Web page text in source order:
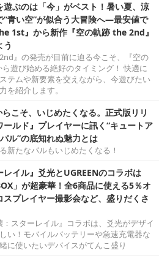
遊ぶのは「今」がベスト！暑い夏、涼
“青い空”が似合う大冒険へ―最安値で
1st』から新作『空の軌跡 the 2nd』
う
』の発売が目前に迫る今こそ、『空の
遊び始める絶好のタイミング！ 快適に
テムや新要素を交えながら、今遊びたい
を紹介します。
こそ、いじめたくなる。正式版リリ
ールド』プレイヤーに訊く“キュートア
ル”の底知れぬ魅力とは
新たなパルもいじめたくなる！
レイル』爻光とUGREENのコラボは
」が超豪華！全6商品に使える5％オ
スプレイヤー撮影会など、盛りだくさ
：スターレイル』コラボは、爻光がデザイ
い！モバイルバッテリーや急速充電器な
に使いたいデバイスがてんこ盛り